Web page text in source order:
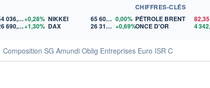
54 036,93+0,28%
26 690,62+1,30%
NIKKEI 65 606,71 0,00%
DAX
26 319,45 +0,69%
CHIFFRES-CLÉS
PÉTROLE BRENT
82,35$US
ONCE D'OR
Composition SG Amundi Oblig Entreprises Euro ISR C